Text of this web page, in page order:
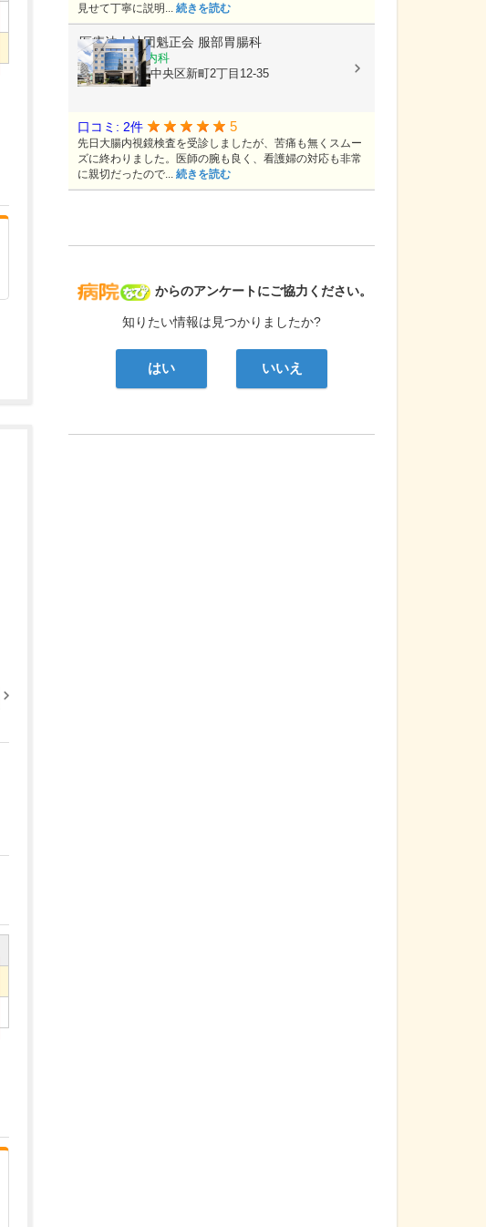
病院なび
からのアンケートにご協力ください。
知りたい情報は見つかりましたか?
はい いいえ
見せて丁寧に説明... 続きを読む
医療法人社団魁正会 服部胃腸科
消化器内科, 内科
熊本県熊本市中央区新町2丁目12-35
口コミ: 2件 5
先日大腸内視鏡検査を受診しましたが、苦痛も無くスムー
ズに終わりました。医師の腕も良く、看護婦の対応も非常
に親切だったので... 続きを読む